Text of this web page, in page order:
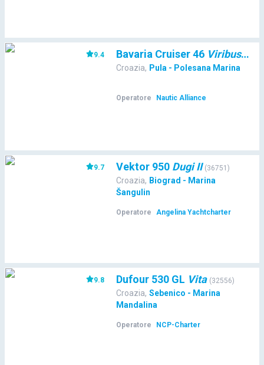
9.4 Bavaria Cruiser 46 Viribus Unitis
Croazia, Pula - Polesana Marina
Operatore Nautic Alliance
9.7 Vektor 950 Dugi II (36751 )
Croazia, Biograd - Marina
Šangulin
Operatore Angelina Yachtcharter
9.8 Dufour 530 GL Vita (32556)
Croazia, Sebenico - Marina
Mandalina
Operatore NCP-Charter